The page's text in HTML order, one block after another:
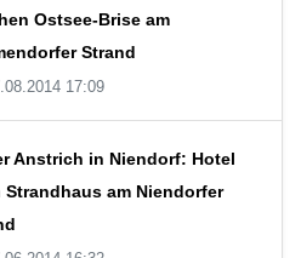
Ostsee-Brise am
Strand
17:09
Anstrich in Niendorf: Hotel
Strandhaus am Niendorfer